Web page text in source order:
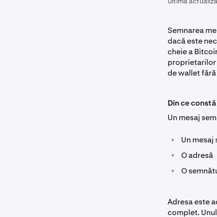
Semnarea
dacă este
cheie a
proprietarilor
de wallet
Din ce
Un mesaj
• Un mesaj
• O adresă
• O
Adresa este
complet.